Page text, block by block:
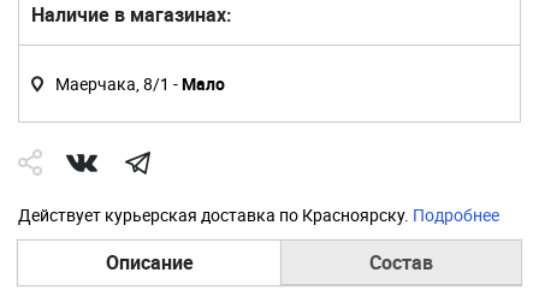
Наличие в магазинах:
Маерчака, 8/1 -Мало
Действует курьерская доставка по Красноярску. Подробнее
Описание Состав